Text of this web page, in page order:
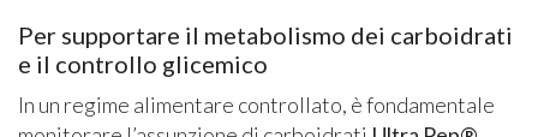
Per supportare il metabolismo dei carboidrati
e il controllo glicemico
In un regime alimentare controllato, è fondamentale